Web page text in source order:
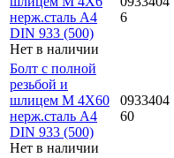
нерж.сталь A4
DIN 933 (500)
Нет в наличии
6
Болт с полной
резьбой и
шлицем M 4Х60
нерж.сталь A4
DIN 933 (500)
Нет в наличии
0933404
60